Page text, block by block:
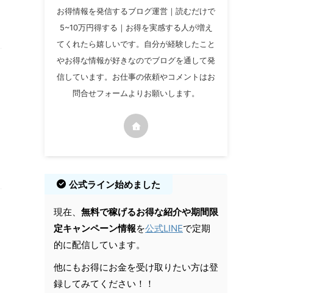
お得情報を発信するブログ運営｜読むだけで
5~10万円得する｜お得を実感する人が増え
てくれたら嬉しいです。自分が経験したこと
やお得な情報が好きなのでブログを通して発
信しています。お仕事の依頼やコメントはお
問合せフォームよりお願いします。
公式ライン始めました
現在、 無料で稼げるお得な紹介や期間限
定キャンペーン情報を公式LINEで定期
的に配信しています。
他にもお得にお金を受け取りたい方は登
録してみてください！！